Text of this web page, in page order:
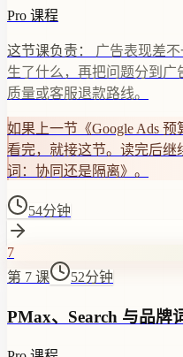
Pro 课程
这节课负责：
广告表现差
生了什么，再把问题分到广
质量或客服退款路线。
如果上一节《Google Ads
看完，就接这节。读完后继
词：协同还是隔离》。
54分钟
7
第 7 课
52分钟
PMax、Search 与品牌